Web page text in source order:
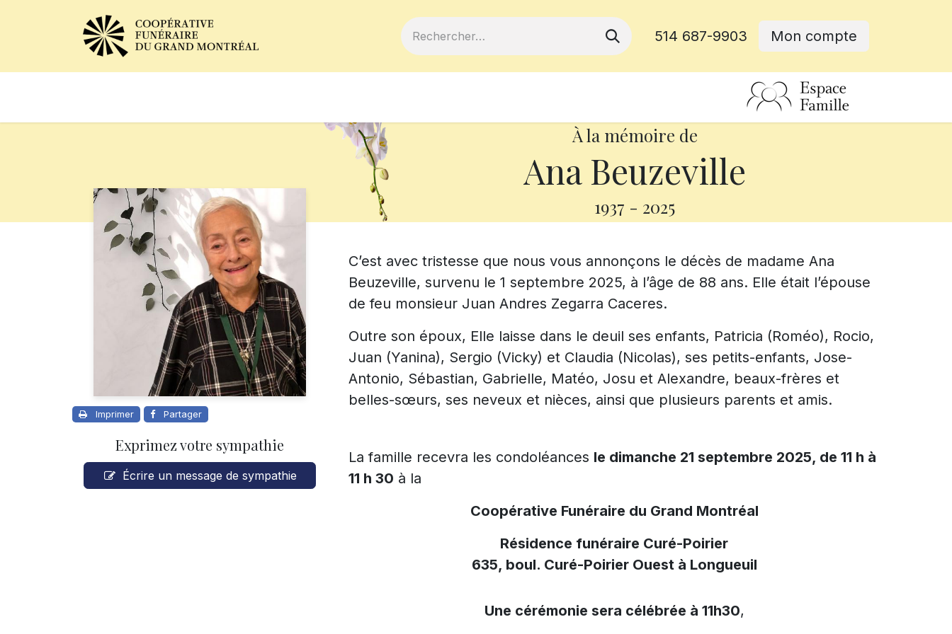
514 687-9903 Mon compte
À la mémoire de
Ana Beuzeville
1937 - 2025
Imprimer Partager
Exprimez votre sympathie
Écrire un message de sympathie
C’est avec tristesse que nous vous annonçons le décès de madame Ana
Beuzeville, survenu le 1 septembre 2025, à l’âge de 88 ans. Elle était l’épouse
de feu monsieur Juan Andres Zegarra Caceres.
Outre son époux, Elle laisse dans le deuil ses enfants, Patricia (Roméo), Rocio,
Juan (Yanina), Sergio (Vicky) et Claudia (Nicolas), ses petits-enfants, Jose-
Antonio, Sébastian, Gabrielle, Matéo, Josu et Alexandre, beaux-frères et
belles-sœurs, ses neveux et nièces, ainsi que plusieurs parents et amis.
La famille recevra les condoléances le dimanche 21 septembre 2025, de 11 h à
11 h 30 à la
Coopérative Funéraire du Grand Montréal
Résidence funéraire Curé-Poirier
635, boul. Curé-Poirier Ouest à Longueuil
Une cérémonie sera célébrée à 11h30,